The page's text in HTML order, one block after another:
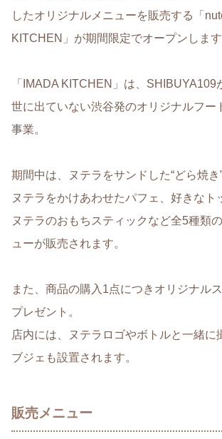
したオリジナルメニューを販売する「
KITCHEN」が期間限定でオープンします
「IMADA KITCHEN」は、SHIBUYA109
世に出ていない渋谷発のオリジナルフー
事業。
期間中は、ヌテラをサンドした“どら焼き
ヌテラをかけあわせたパフェ、好きなト
ヌテラのおもちスティックなど全5種類
ューが販売されます。
また、商品の購入1点につきオリジナル
プレゼント。
店内には、ヌテラロゴやボトルと一緒に
ブジェも設置されます。
販売メニュー